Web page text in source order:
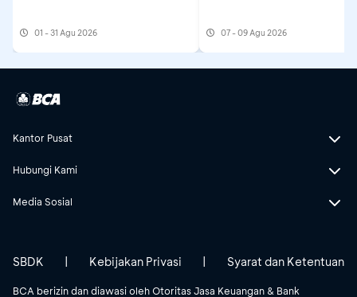
01 - 31 Agu 2026 07 - 09 Agu 2026
Kantor Pusat
Hubungi Kami
Media Sosial
BCA berizin dan diawasi oleh Otoritas Jasa Keuangan & Bank
SBDK Kebijakan Privasi Syarat dan Ketentuan